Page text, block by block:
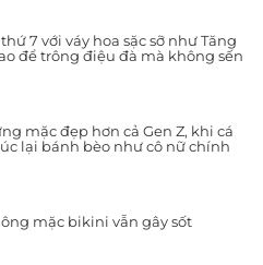
7 với váy hoa sặc sỡ như Tăng
để trông điệu đà mà không sến
mặc đẹp hơn cả Gen Z, khi cá
lại bánh bèo như cô nữ chính
mặc bikini vẫn gây sốt